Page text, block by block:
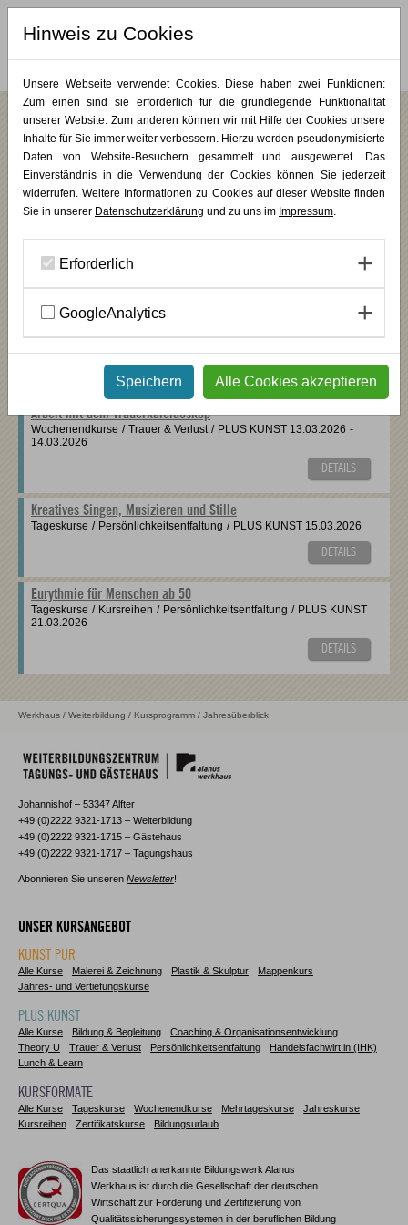
MERKLISTE (0)
Jahresüberblick
APR JUL
OKT
NOV DEZ
Zukunftspfade
11.03.2026
DETAILS
Arbeit mit dem Trauerkaleidoskop
Wochenendkurse / Trauer & Verlust / PLUS KUNST 13.03.2026 -
14.03.2026
DETAILS
Kreatives Singen, Musizieren und Stille
Tageskurse / Persönlichkeitsentfaltung / PLUS KUNST 15.03.2026
DETAILS
Eurythmie für Menschen ab 50
Tageskurse / Kursreihen / Persönlichkeitsentfaltung / PLUS KUNST
21.03.2026
DETAILS
Werkhaus / Weiterbildung / Kursprogramm / Jahresüberblick
Johannishof – 53347 Alfter
+49 (0)2222 9321-1713 – Weiterbildung
+49 (0)2222 9321-1715 – Gästehaus
+49 (0)2222 9321-1717 – Tagungshaus
Abonnieren Sie unseren Newsletter!
UNSER KURSANGEBOT
KUNST PUR
Alle Kurse Malerei & Zeichnung Plastik & Skulptur
Mappenkurs
Jahres- und Vertiefungskurse
PLUS KUNST
Alle Kurse Bildung & Begleitung
Coaching & Organisationsentwicklung
Theory U
Trauer & Verlust Persönlichkeitsentfaltung
Handelsfachwirt:in (IHK)
Lunch & Learn
KURSFORMATE
Alle Kurse Tageskurse Wochenendkurse Mehrtageskurse
Jahreskurse
Kursreihen
Zertifikatskurse Bildungsurlaub
Das staatlich anerkannte Bildungswerk Alanus
Werkhaus ist durch die Gesellschaft der deutschen
Wirtschaft zur Förderung und Zertifizierung von
Qualitätssicherungssystemen in der beruflichen Bildung
Hinweis zu Cookies
Unsere Webseite verwendet Cookies. Diese haben zwei Funktionen:
Zum einen sind sie erforderlich für die grundlegende Funktionalität
unserer Website. Zum anderen können wir mit Hilfe der Cookies unsere
Inhalte für Sie immer weiter verbessern. Hierzu werden pseudonymisierte
Daten von Website-Besuchern gesammelt und ausgewertet. Das
Einverständnis in die Verwendung der Cookies können Sie jederzeit
widerrufen. Weitere Informationen zu Cookies auf dieser Website finden
Sie in unserer Datenschutzerklärung und zu uns im Impressum.
Erforderlich
GoogleAnalytics
Speichern Alle Cookies akzeptieren